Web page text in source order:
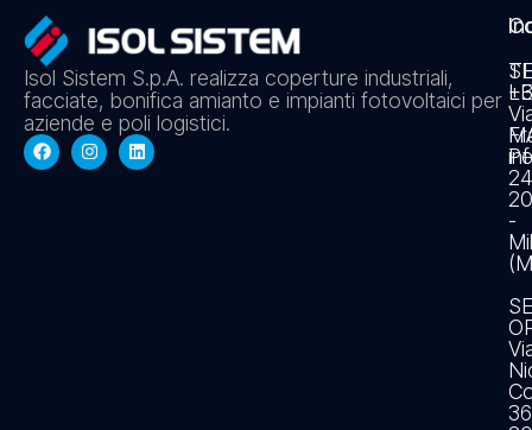
Isol Sistem S.p.A. realizza coperture industriali,
facciate, bonifica amianto e impianti fotovoltaici per
aziende e poli logistici.
24
-
36